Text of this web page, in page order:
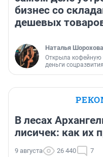
бизнес со
дешевых
Наталья Шорохова
Открыла кофейную
деньги соцразвития
В лесах
лисичек: как их
9 августа 26 440 7